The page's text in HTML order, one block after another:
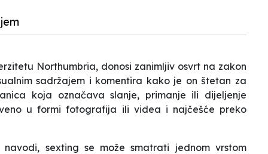
Northumbria, donosi zanimljiv osvrt na zakon
sadržajem i komentira kako je on štetan za
koja označava slanje, primanje ili dijeljenje
u formi fotografija ili videa i najčešće preko
sexting se može smatrati jednom vrstom